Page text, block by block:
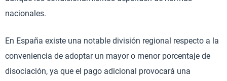
nacionales.
En España existe una notable división regional respecto a la
conveniencia de adoptar un mayor o menor porcentaje de
disociación, ya que el pago adicional provocará una